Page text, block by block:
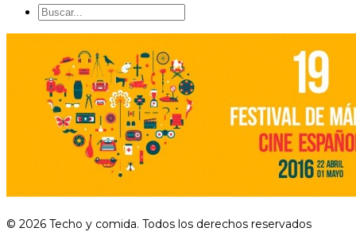
© 2026 Techo y comida. Todos los derechos reservados